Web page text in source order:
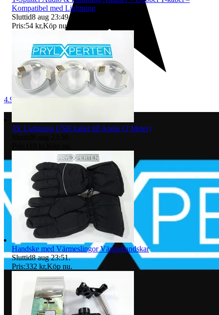
4.9
Kompatibel med Lightning
Sluttid8 aug 23:49.
Pris:54 kr,Köp nu.
3X Lightning USB kabel till Apple (2 Meter)
Handske med Värmeslingor Värmehandskar
Sluttid8 aug 23:51.
Pris:332 kr,Köp nu.